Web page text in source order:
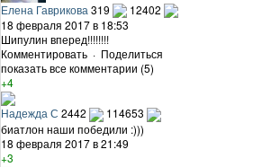
Елена Гаврикова 319
12402
18 февраля 2017 в 18:53
Шипулин вперед!!!!!!!!
Комментировать · Поделиться
показать все комментарии (5)
+4
Надежда С 2442
114653
биатлон наши победили :)))
18 февраля 2017 в 21:49
+3